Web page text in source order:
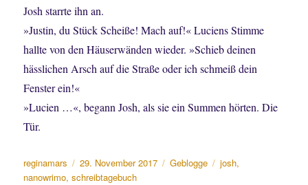
Josh starrte ihn an.
»Justin, du Stück Scheiße! Mach auf!« Luciens Stimme
hallte von den Häuserwänden wieder. »Schieb deinen
hässlichen Arsch auf die Straße oder ich schmeiß dein
Fenster ein!«
»Lucien …«, begann Josh, als sie ein Summen hörten. Die
Tür.
Autor
reginamars
Veröffentlicht
am
29. November 2017 Kategorien
Geblogge Schlagwörter
josh,
nanowrimo,schreibtagebuch